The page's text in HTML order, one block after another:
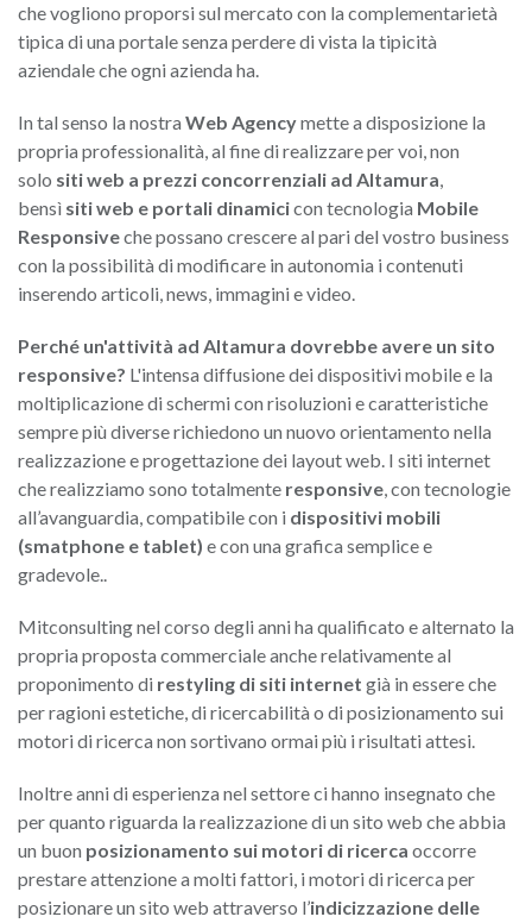
che vogliono proporsi sul mercato con la complementarietà
tipica di una portale senza perdere di vista la tipicità
aziendale che ogni azienda ha.
In tal senso la nostra Web Agencymette a disposizione la
propria professionalità, al fine di realizzare per voi, non
solo siti web a prezzi concorrenziali ad Altamura,
bensì siti web e portali dinamicicon tecnologia Mobile
Responsiveche possano crescere al pari del vostro business
con la possibilità di modificare in autonomia i contenuti
inserendo articoli, news, immagini e video.
Perché un'attività ad Altamura dovrebbe avere un sito
responsive? L'intensa diffusione dei dispositivi mobile e la
moltiplicazione di schermi con risoluzioni e caratteristiche
sempre più diverse richiedono un nuovo orientamento nella
realizzazione e progettazione dei layout web. I siti internet
che realizziamo sono totalmente responsive, con tecnologie
all’avanguardia, compatibile con i dispositivi mobili
(smatphone e tablet) e con una grafica semplice e
gradevole..
Mitconsulting nel corso degli anni ha qualificato e alternato la
propria proposta commerciale anche relativamente al
proponimento di restyling di siti internet già in essere che
per ragioni estetiche, di ricercabilità o di posizionamento sui
motori di ricerca non sortivano ormai più i risultati attesi.
Inoltre anni di esperienza nel settore ci hanno insegnato che
per quanto riguarda la realizzazione di un sito web che abbia
un buon posizionamento sui motori di ricerca occorre
prestare attenzione a molti fattori, i motori di ricerca per
posizionare un sito web attraverso l’indicizzazione delle